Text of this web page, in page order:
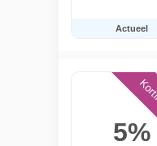
Actueel
5%